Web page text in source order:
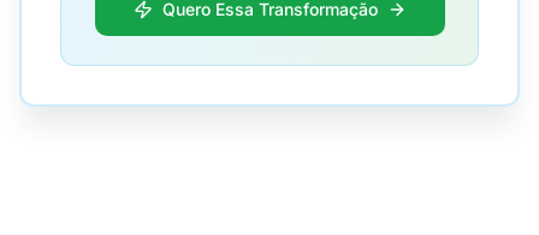
Quero Essa Transformação